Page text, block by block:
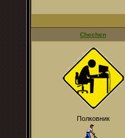
Chechen
Полковник